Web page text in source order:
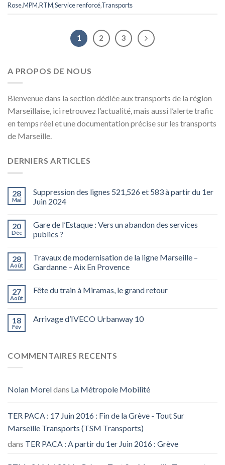
Rose,MPM,RTM,Service renforcé,Transports
1 2 3
A PROPOS DE NOUS
Bienvenue dans la section dédiée aux transports de la région
Marseillaise, ici retrouvez l’actualité, mais aussi l’alerte trafic
en temps réel et une documentation précise sur les transports
de Marseille.
DERNIERS ARTICLES
28
Mai
Suppression des lignes 521,526 et 583 à partir du 1er
Juin 2024
20
Déc
Gare de l’Estaque : Vers un abandon des services
publics ?
28
Août
Travaux de modernisation de la ligne Marseille –
Gardanne – Aix En Provence
27
Août
Fête du train à Miramas, le grand retour
18
Fév
Arrivage d’IVECO Urbanway 10
COMMENTAIRES RECENTS
Nolan Moreldans La Métropole Mobilité
TER PACA : 17 Juin 2016 : Fin de la Grève - Tout Sur
Marseille Transports (TSM Transports)
dans TER PACA : A partir du 1er Juin 2016 : Grève